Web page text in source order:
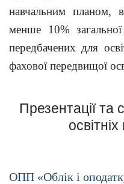
навчальним планом,
менше 10%
передбачених для
фахової передвищої
Презентації та
ОПП «Облік і